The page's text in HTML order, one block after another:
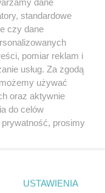
sp. z o.o.
standardowe
czy dane
pomiar reklam i
usług. Za zgodą
używać
oraz aktywnie
do celów
prosimy
rogu strony
nie wymagają
USTAWIENIA